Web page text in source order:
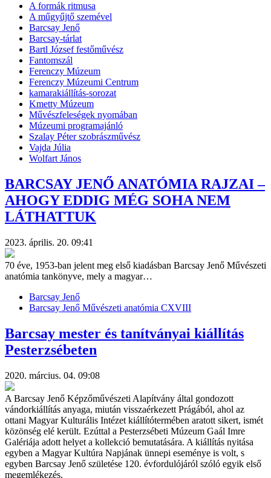
A formák ritmusa
A műgyűjtő szemével
Barcsay Jenő
Barcsay-tárlat
Bartl József festőművész
Fantomszál
Ferenczy Múzeum
Ferenczy Múzeumi Centrum
kamarakiállítás-sorozat
Kmetty Múzeum
Művészfeleségek nyomában
Múzeumi programajánló
Szalay Péter szobrászművész
Vajda Júlia
Wolfart János
BARCSAY JENŐ ANATÓMIA RAJZAI –
AHOGY EDDIG MÉG SOHA NEM
LÁTHATTUK
2023. április. 20. 09:41
70 éve, 1953-ban jelent meg első kiadásban Barcsay Jenő Művészeti
anatómia tankönyve, mely a magyar…
Barcsay Jenő
Barcsay Jenő Művészeti anatómia CXVIII
Barcsay mester és tanítványai kiállítás
Pesterzsébeten
2020. március. 04. 09:08
A Barcsay Jenő Képzőművészeti Alapítvány által gondozott
vándorkiállítás anyaga, miután visszaérkezett Prágából, ahol az
ottani Magyar Kulturális Intézet kiállítótermében aratott sikert, ismét
közönség elé került. Ezúttal a Pesterzsébeti Múzeum Gaál Imre
Galériája adott helyet a kollekció bemutatására. A kiállítás nyitása
egyben a Magyar Kultúra Napjának ünnepi eseménye is volt, s
egyben Barcsay Jenő születése 120. évfordulójáról szóló egyik első
megemlékezés.